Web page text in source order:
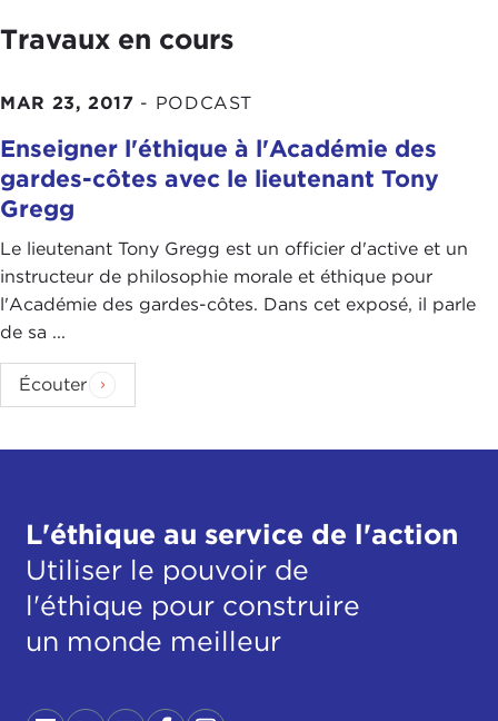
Travaux en cours
MAR 23, 2017 - PODCAST
Enseigner l'éthique à l'Académie des
gardes-côtes avec le lieutenant Tony
Gregg
Le lieutenant Tony Gregg est un officier d'active et un
instructeur de philosophie morale et éthique pour
l'Académie des gardes-côtes. Dans cet exposé, il parle
de sa ...
Écouter
L'éthique au service de l'action
Utiliser le pouvoir de
l'éthique pour construire
un monde meilleur